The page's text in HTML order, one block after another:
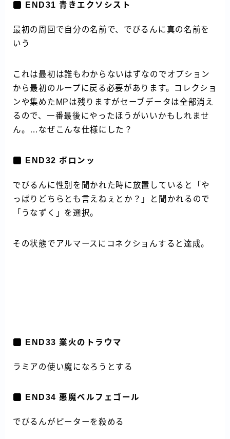
END31 青きエクソシスト
最初の周回で自分の名前で、でびるんに真の名前を
いう
これは最初は誰もわからないはずなのでオプション
から最初のループに戻る必要があります。コレクショ
ンや集めたMPは残りますがセーブデータは全部消え
るので、一番最後にやったほうがいいかもしれませ
ん。…なぜこんな仕様にした？
END32 ボロンッ
でびるんに性別を聞かれた時に放置していると「や
っぱりどちらとも言えねぇとか？」と聞かれるので
「うなずく」を選択。
その状態でアルマースにコネクショんすると達成。
END33 業火のトラウマ
ラミアの使い魔になろうとする
END34 悪魔ベルフェゴール
でびるんがピーターを殺める